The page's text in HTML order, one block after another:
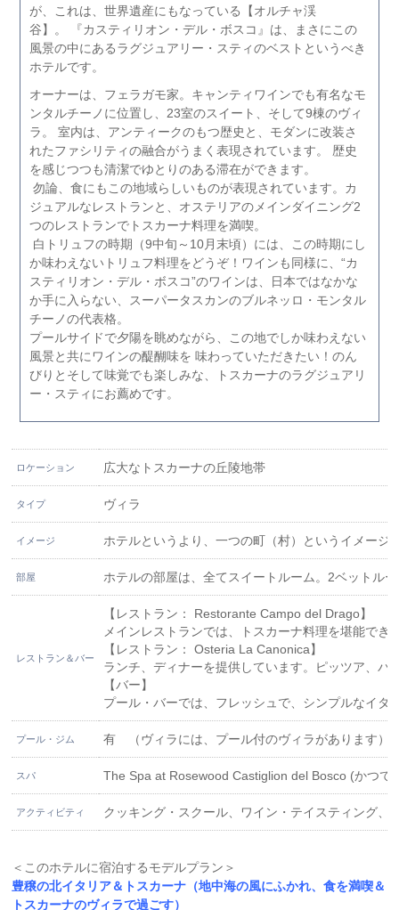
が、これは、世界遺産にもなっている【オルチャ渓
谷】。 『カスティリオン・デル・ボスコ』は、まさにこの
風景の中にあるラグジュアリー・スティのベストというべき
ホテルです。
オーナーは、フェラガモ家。キャンティワインでも有名なモ
ンタルチーノに位置し、23室のスイート、そして9棟のヴィ
ラ。 室内は、アンティークのもつ歴史と、モダンに改装さ
れたファシリティの融合がうまく表現されています。 歴史
を感じつつも清潔でゆとりのある滞在ができます。
勿論、食にもこの地域らしいものが表現されています。カ
ジュアルなレストランと、オステリアのメインダイニング2
つのレストランでトスカーナ料理を満喫。
白トリュフの時期（9中旬～10月末頃）には、この時期にし
か味わえないトリュフ料理をどうぞ！ワインも同様に、“カ
スティリオン・デル・ボスコ”のワインは、日本ではなかな
か手に入らない、スーパータスカンのブルネッロ・モンタル
チーノの代表格。
プールサイドで夕陽を眺めながら、この地でしか味わえない
風景と共にワインの醍醐味を 味わっていただきたい！のん
びりとそして味覚でも楽しみな、トスカーナのラグジュアリ
ー・スティにお薦めです。
ロケーション 広大なトスカーナの丘陵地帯
タイプ ヴィラ
イメージ ホテルというより、一つの町（村）というイメージ
部屋 ホテルの部屋は、全てスイートルーム。2ベットル
レストラン＆バー
【レストラン： Restorante Campo del Drago】
メインレストランでは、トスカーナ料理を堪能でき
【レストラン： Osteria La Canonica】
ランチ、ディナーを提供しています。ピッツア、
【バー】
プール・バーでは、フレッシュで、シンプルなイ
プール・ジム 有 （ヴィラには、プール付のヴィラがあります）
スパ The Spa at Rosewood Castiglion del Bosco (かつて
アクティビティ クッキング・スクール、ワイン・テイスティング、
＜このホテルに宿泊するモデルプラン＞
豊穣の北イタリア＆トスカーナ（地中海の風にふかれ、食を満喫＆
トスカーナのヴィラで過ごす）